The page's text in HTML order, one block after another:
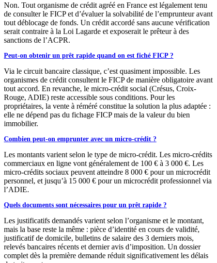
Non. Tout organisme de crédit agréé en France est légalement tenu
de consulter le FICP et d’évaluer la solvabilité de l’emprunteur avant
tout déblocage de fonds. Un crédit accordé sans aucune vérification
serait contraire à la Loi Lagarde et exposerait le prêteur à des
sanctions de l’ACPR.
Peut-on obtenir un prêt rapide quand on est fiché FICP ?
Via le circuit bancaire classique, c’est quasiment impossible. Les
organismes de crédit consultent le FICP de manière obligatoire avant
tout accord. En revanche, le micro-crédit social (Crésus, Croix-
Rouge, ADIE) reste accessible sous conditions. Pour les
propriétaires, la vente à réméré constitue la solution la plus adaptée :
elle ne dépend pas du fichage FICP mais de la valeur du bien
immobilier.
Combien peut-on emprunter avec un micro-crédit ?
Les montants varient selon le type de micro-crédit. Les micro-crédits
commerciaux en ligne vont généralement de 100 € à 3 000 €. Les
micro-crédits sociaux peuvent atteindre 8 000 € pour un microcrédit
personnel, et jusqu’à 15 000 € pour un microcrédit professionnel via
l’ADIE.
Quels documents sont nécessaires pour un prêt rapide ?
Les justificatifs demandés varient selon l’organisme et le montant,
mais la base reste la même : pièce d’identité en cours de validité,
justificatif de domicile, bulletins de salaire des 3 derniers mois,
relevés bancaires récents et dernier avis d’imposition. Un dossier
complet dès la première demande réduit significativement les délais